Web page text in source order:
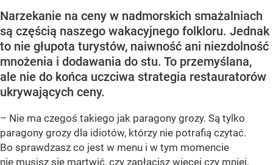
Narzekanie na ceny w nadmorskich smażalniach
są częścią naszego wakacyjnego folkloru. Jednak
to nie głupota turystów, naiwność ani niezdolność
mnożenia i dodawania do stu. To przemyślana,
ale nie do końca uczciwa strategia restauratorów
ukrywających ceny.
– Nie ma czegoś takiego jak paragony grozy. Są tylko
paragony grozy dla idiotów, którzy nie potrafią czytać.
Bo sprawdzasz co jest w menu i w tym momencie
nie musisz się martwić, czy zapłacisz więcej czy mniej.